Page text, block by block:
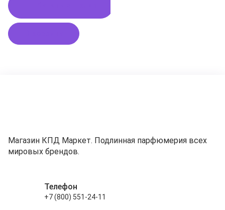
Магазин КПД Маркет. Подлинная парфюмерия всех
мировых брендов.
Телефон
+7 (800) 551-24-11